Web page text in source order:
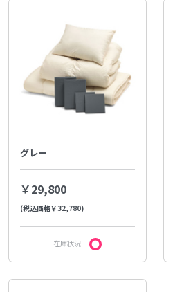
グレー
￥29,800
(税込価格￥32,780)
在庫状況